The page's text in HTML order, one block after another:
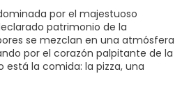
por el majestuoso
patrimonio de la
se mezclan en una atmósfera
por el corazón palpitante de la
está la comida: la pizza, una